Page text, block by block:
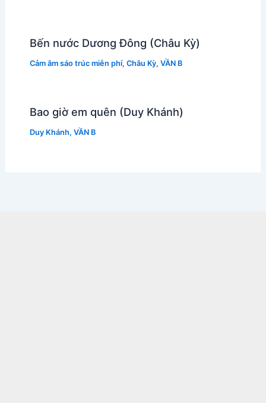
Bến nước Dương Đông (Châu Kỳ)
Cảm âm sáo trúc miễn phí, Châu Kỳ, VẦN B
Bao giờ em quên (Duy Khánh)
Duy Khánh, VẦN B